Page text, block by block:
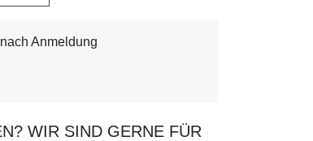
Anmeldung
WIR SIND GERNE FÜR